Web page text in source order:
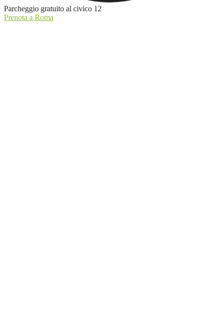
Parcheggio gratuito al civico 12
Prenota a Roma